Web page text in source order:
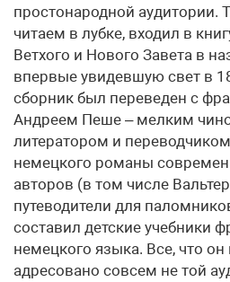
простонародной аудитории.
читаем в лубке, входил в
Ветхого и Нового Завета в
впервые увидевшую свет в
сборник был переведен с
Андреем Пеше – мелким
литератором и
немецкого романы
авторов (в том числе
путеводители для
составил детские учебники
немецкого языка. Все, что
адресовано совсем не той